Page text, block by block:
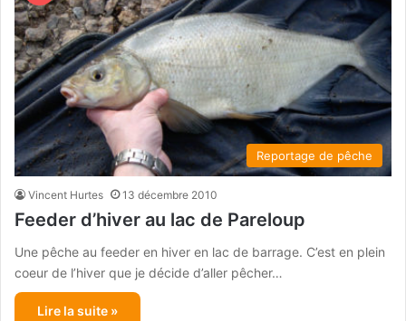
Reportage de pêche
Vincent Hurtes 13 décembre 2010
Feeder d’hiver au lac de Pareloup
Une pêche au feeder en hiver en lac de barrage. C’est en plein
coeur de l’hiver que je décide d’aller pêcher…
Lire la suite »